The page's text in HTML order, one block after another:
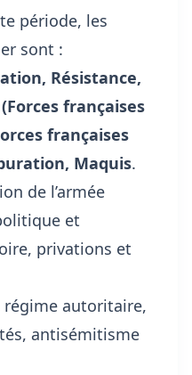
période, les
sont :
Résistance,
françaises
françaises
Maquis.
de l’armée
et
privations et
régime autoritaire,
antisémitisme